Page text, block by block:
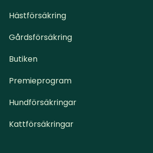
Hästförsäkring
Gårdsförsäkring
Butiken
Premieprogram
Hundförsäkringar
Kattförsäkringar